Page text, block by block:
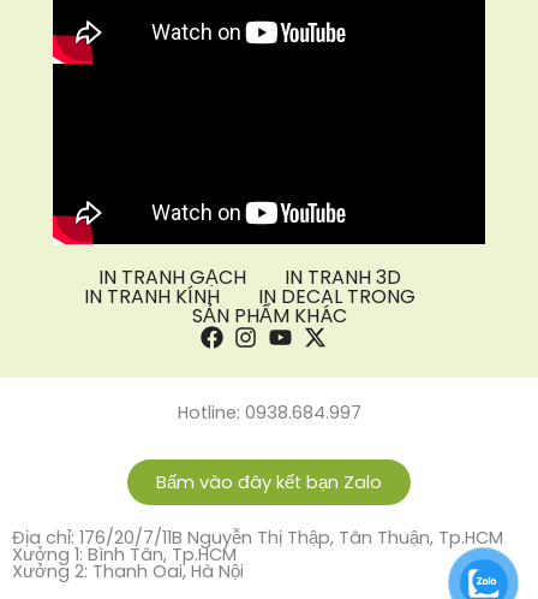
IN TRANH GẠCH IN TRANH 3D
IN TRANH KÍNH IN DECAL TRONG
SẢN PHẨM KHÁC
Hotline: 0938.684.997
Bấm vào đây kết bạn Zalo
Địa chỉ: 176/20/7/11B Nguyễn Thị Thập, Tân Thuận, Tp.HCM
Xưởng 1: Bình Tân, Tp.HCM
Xưởng 2: Thanh Oai, Hà Nội